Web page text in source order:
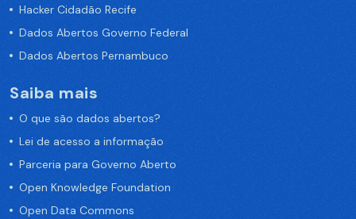
Hacker Cidadão Recife
Dados Abertos Governo Federal
Dados Abertos Pernambuco
Saiba mais
O que são dados abertos?
Lei de acesso a informação
Parceria para Governo Aberto
Open Knowledge Foundation
Open Data Commons